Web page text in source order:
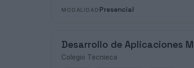
MODALIDAD Presencial
Desarrollo de Aplicaciones
Colegio Tecnieca